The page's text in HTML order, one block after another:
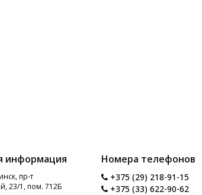
информация
пр-т
23/1, пом. 712Б
Номера телефонов
+375 (29) 218-91-15
+375 (33) 622-90-62